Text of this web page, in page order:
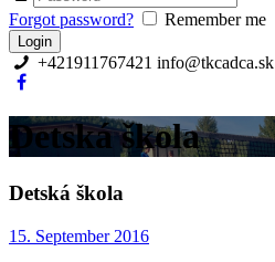
Forgot password? Remember me
+421911767421 info@tkcadca.sk
Detská škola
Detská škola
15. September 2016